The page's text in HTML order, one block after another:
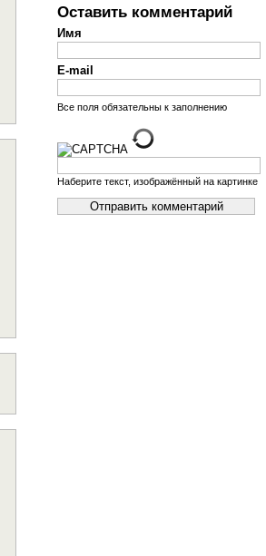
Оставить комментарий
Имя
E-mail
Все поля обязательны к заполнению
Наберите текст, изображённый на картинке